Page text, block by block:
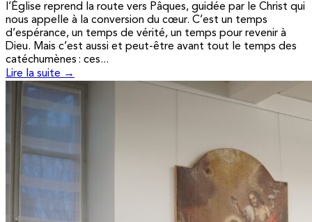
l’Église reprend la route vers Pâques, guidée par le Christ qui
nous appelle à la conversion du cœur. C’est un temps
d’espérance, un temps de vérité, un temps pour revenir à
Dieu. Mais c’est aussi et peut-être avant tout le temps des
catéchumènes : ces...
Lire la suite →